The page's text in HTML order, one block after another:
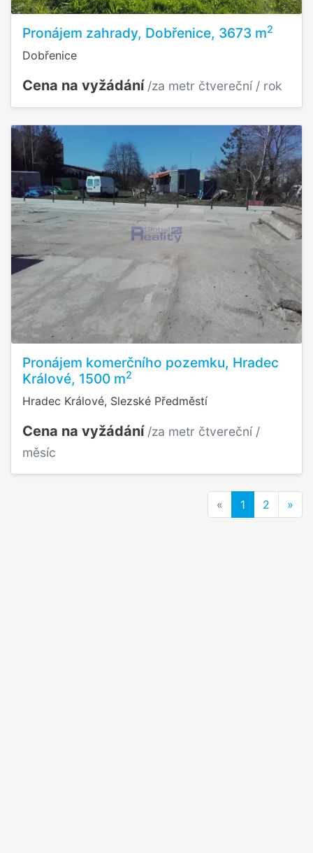
Pronájem zahrady, Dobřenice, 3673 m2
Dobřenice
Cena na vyžádání /za metr čtvereční / rok
Pronájem komerčního pozemku, Hradec
Králové, 1500 m2
Hradec Králové, Slezské Předměstí
Cena na vyžádání /za metr čtvereční /
měsíc
« Previous
1 2 »